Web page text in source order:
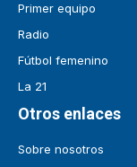
Primer equipo
Radio
Fútbol femenino
La 21
Otros enlaces
Sobre nosotros